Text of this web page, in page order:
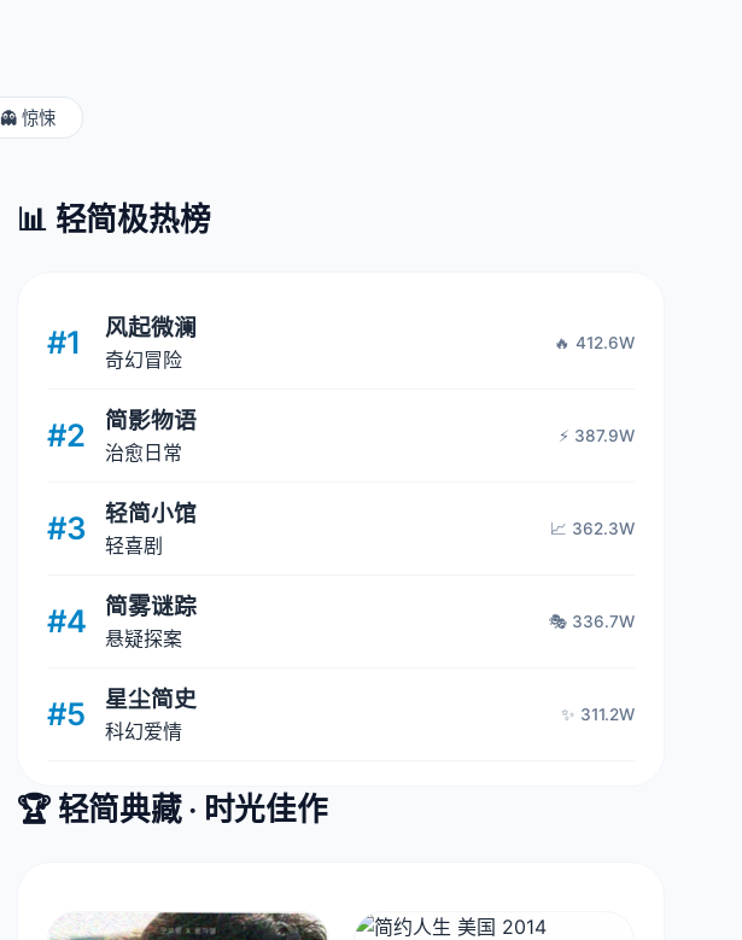
👻 惊悚
📊 轻简极热榜
#1 风起微澜
奇幻冒险
🔥 412.6W
#2 简影物语
治愈日常
⚡ 387.9W
#3 轻简小馆
轻喜剧
📈 362.3W
#4 简雾谜踪
悬疑探案
🎭 336.7W
#5 星尘简史
科幻爱情
✨ 311.2W
🏆 轻简典藏 · 时光佳作